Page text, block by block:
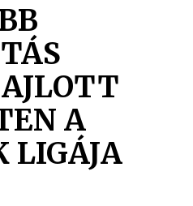
A
LIGÁJA